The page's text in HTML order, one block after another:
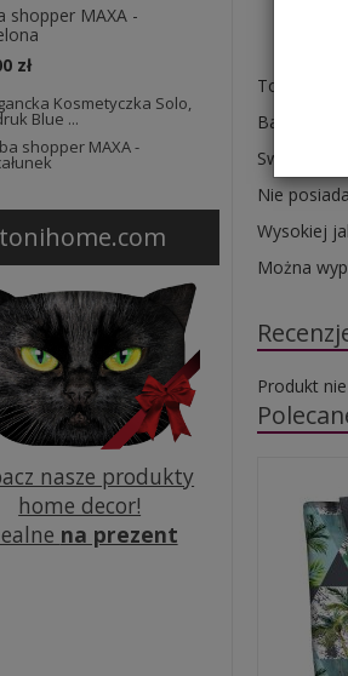
Torebka
Bardzo
Nie
Wysokiej
Można
Produkt
shopper MAXA -
zł
Kosmetyczka Solo,
Blue ...
shopper MAXA -
nasze produkty
home decor!
na prezent